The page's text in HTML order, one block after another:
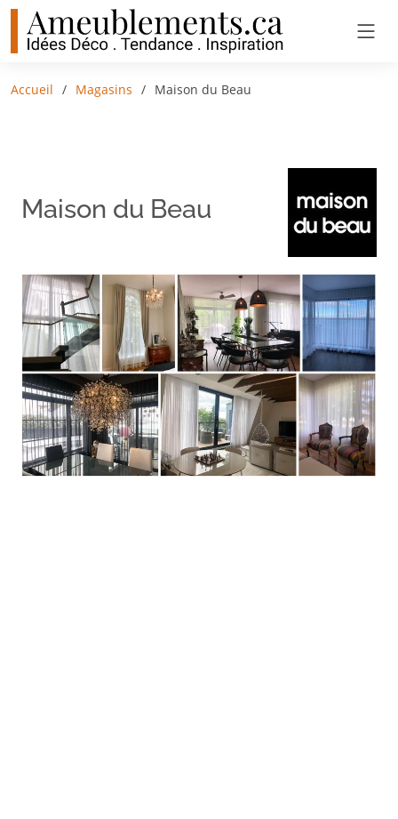
Accueil Magasins Maison du Beau
Maison du Beau